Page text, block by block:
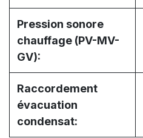
Pression sonore
chauffage (PV-MV-
GV):
Raccordement
évacuation
condensat: